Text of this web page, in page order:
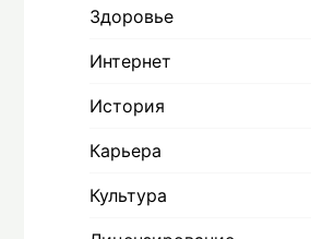
Здоровье
Интернет
История
Карьера
Культура